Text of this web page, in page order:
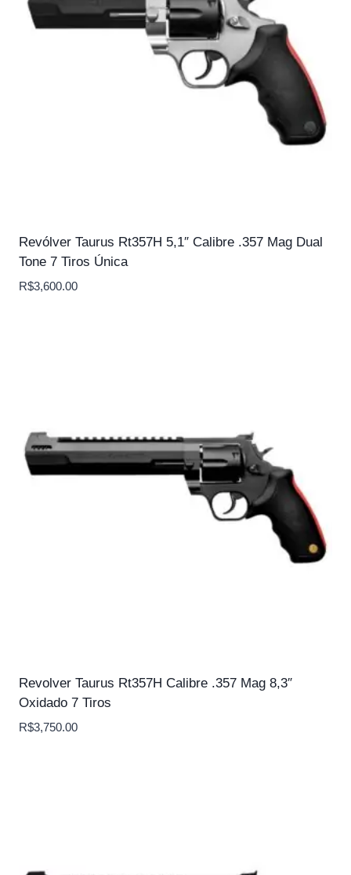
Revólver Taurus Rt357H 5,1″ Calibre .357 Mag Dual
Tone 7 Tiros Única
R$3,600.00
Revolver Taurus Rt357H Calibre .357 Mag 8,3″
Oxidado 7 Tiros
R$3,750.00